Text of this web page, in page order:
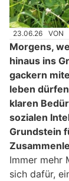
23.06.26 VON
Morgens,
hinaus ins
gackern
leben
klaren
sozialen
Grundstein
Immer mehr
sich dafür,